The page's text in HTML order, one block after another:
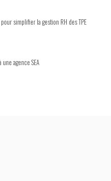
simplifier la gestion RH des TPE
agence SEA